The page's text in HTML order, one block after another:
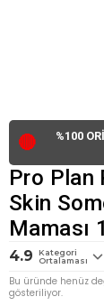
🔴
%100
Pro Plan
Skin
Maması
4.9
Kategori
Ortalaması
Bu üründe henüz
gösteriliyor.